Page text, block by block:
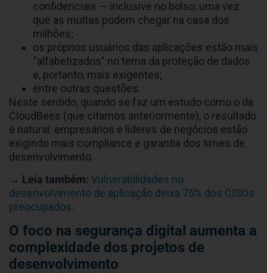
confidenciais — inclusive no bolso, uma vez
que as multas podem chegar na casa dos
milhões;
os próprios usuários das aplicações estão mais
“alfabetizados” no tema da proteção de dados
e, portanto, mais exigentes;
entre outras questões.
Neste sentido, quando se faz um estudo como o da
CloudBees (que citamos anteriormente), o resultado
é natural: empresários e líderes de negócios estão
exigindo mais compliance e garantia dos times de
desenvolvimento.
→ Leia também: Vulnerabilidades no
desenvolvimento de aplicação deixa 75% dos CISOs
preocupados.
O foco na segurança digital aumenta a
complexidade dos projetos de
desenvolvimento